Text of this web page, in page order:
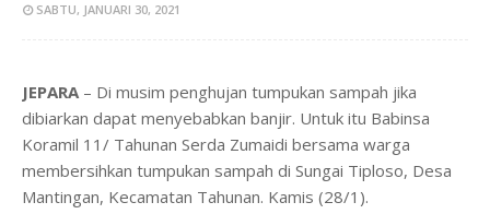
SABTU, JANUARI 30, 2021
JEPARA– Di musim penghujan tumpukan sampah jika
dibiarkan dapat menyebabkan banjir. Untuk itu Babinsa
Koramil 11/ Tahunan Serda Zumaidi bersama warga
membersihkan tumpukan sampah di Sungai Tiploso, Desa
Mantingan, Kecamatan Tahunan. Kamis (28/1).